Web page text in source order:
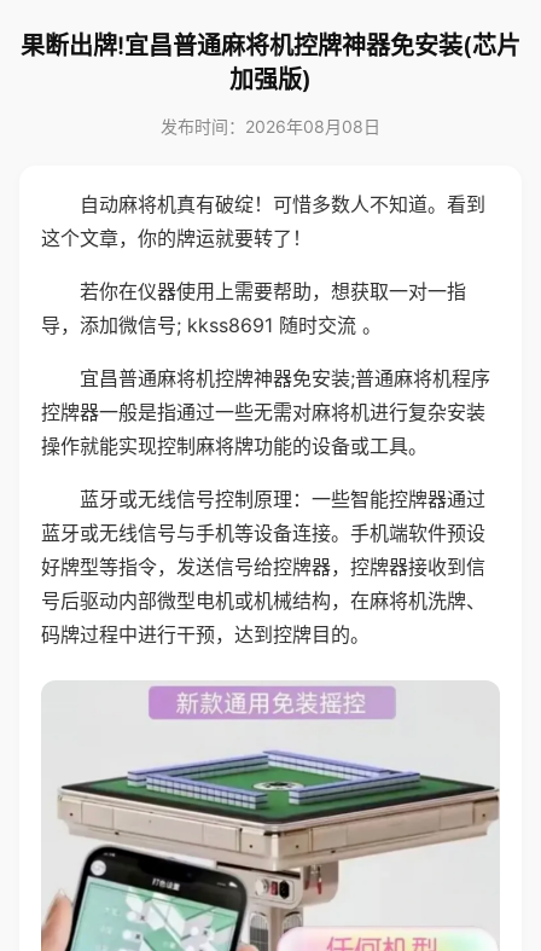
果断出牌!宜昌普通麻将机控牌神器免安装(芯片
加强版)
发布时间：2026年08月08日
自动麻将机真有破绽！可惜多数人不知道。看到
这个文章，你的牌运就要转了！
若你在仪器使用上需要帮助，想获取一对一指
导，添加微信号; kkss8691 随时交流 。
宜昌普通麻将机控牌神器免安装;普通麻将机程序
控牌器一般是指通过一些无需对麻将机进行复杂安装
操作就能实现控制麻将牌功能的设备或工具。
蓝牙或无线信号控制原理：一些智能控牌器通过
蓝牙或无线信号与手机等设备连接。手机端软件预设
好牌型等指令，发送信号给控牌器，控牌器接收到信
号后驱动内部微型电机或机械结构，在麻将机洗牌、
码牌过程中进行干预，达到控牌目的。